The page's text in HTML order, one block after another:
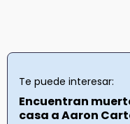
Te puede interesar:
Encuentran
casa a Aaron